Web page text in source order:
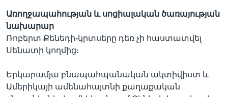
Առողջապահության և սոցիալական ծառայության
նախարար
Ռոբերտ Քենեդի-կրտսերը դեռ չի հաստատվել
Սենատի կողմից։
Երկարամյա բնապահպանական ակտիվիստ և
Ամերիկայի ամենահայտնի քաղաքական